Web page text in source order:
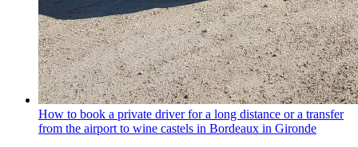
How to book a private driver for a long distance or a transfer
from the airport to wine castels in Bordeaux in Gironde